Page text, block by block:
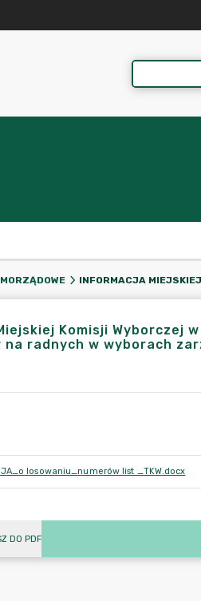
Komisji Wyborczej
na radnych w wyborach
losowaniu_numerów list _TKW.docx
DO PDF